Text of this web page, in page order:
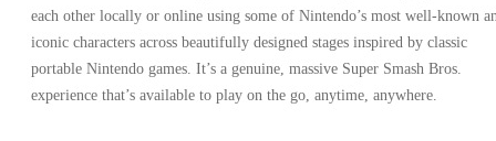
each other locally or online using some of Nintendo’s most well-known
iconic characters across beautifully designed stages inspired by classic
portable Nintendo games. It’s a genuine, massive Super Smash Bros.
experience that’s available to play on the go, anytime, anywhere.